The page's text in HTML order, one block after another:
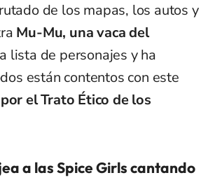
de los mapas, los autos y
Mu-Mu, una vaca del
lista de personajes y ha
están contentos con este
el Trato Ético de los
a las Spice Girls cantando